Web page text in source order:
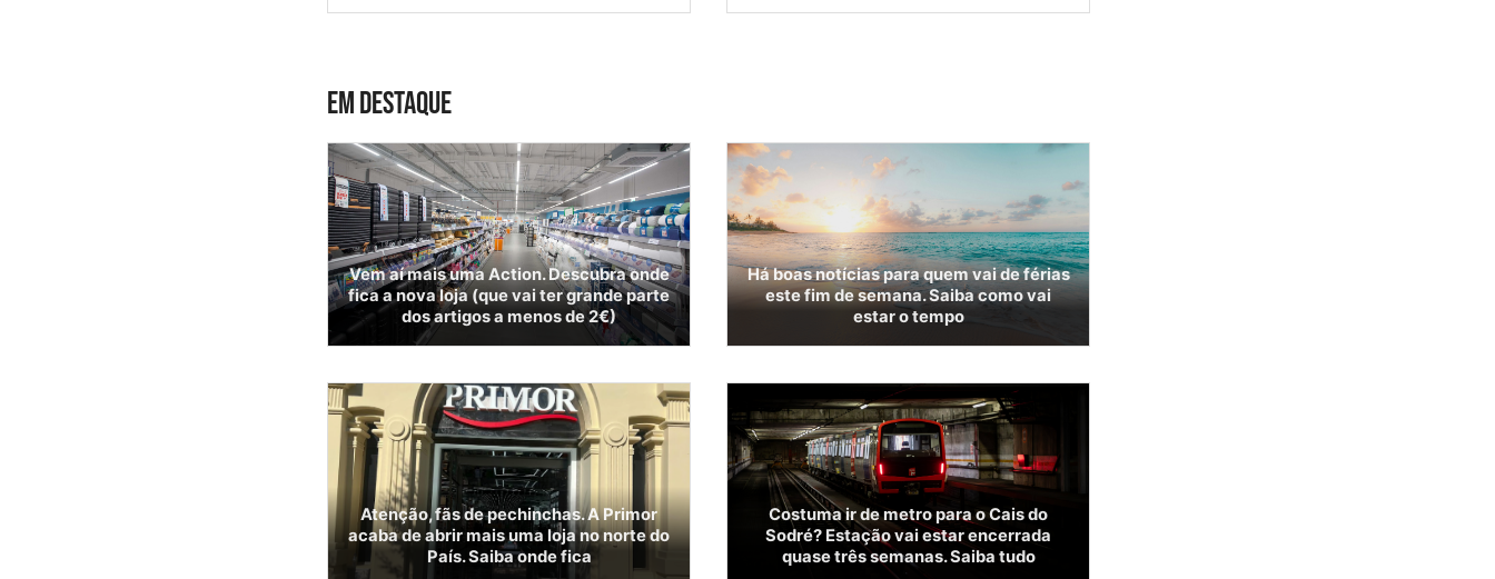
EM DESTAQUE
Vem aí mais uma Action. Descubra onde
fica a nova loja (que vai ter grande parte
dos artigos a menos de 2€)
Há boas notícias para quem vai de férias
este fim de semana. Saiba como vai
estar o tempo
Atenção, fãs de pechinchas. A Primor
acaba de abrir mais uma loja no norte do
País. Saiba onde fica
Costuma ir de metro para o Cais do
Sodré? Estação vai estar encerrada
quase três semanas. Saiba tudo